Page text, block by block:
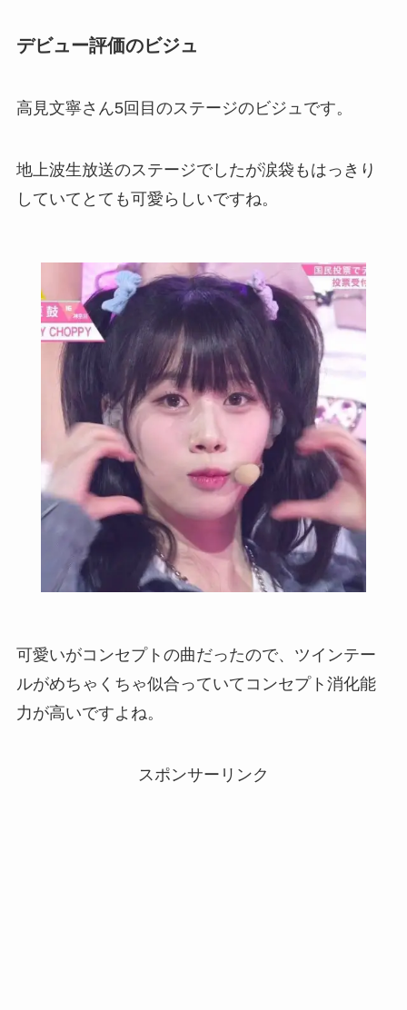
デビュー評価のビジュ
高見文寧さん5回目のステージのビジュです。
地上波生放送のステージでしたが涙袋もはっきり
していてとても可愛らしいですね。
可愛いがコンセプトの曲だったので、ツインテー
ルがめちゃくちゃ似合っていてコンセプト消化能
力が高いですよね。
スポンサーリンク